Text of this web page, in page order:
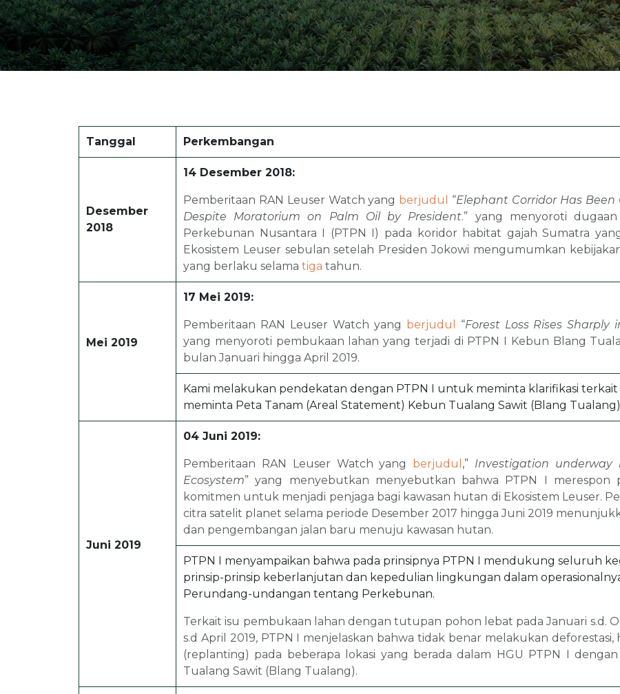
Peningkatan Hasil
Kemitraan dan
Pendekatan Lanskap
Benih
Tanggal Perkembangan
Desember
2018
14 Desember 2018:
Pemberitaan RAN Leuser Watch yang berjudul “Elephant Corridor Has
Despite Moratorium on Palm Oil by President.” yang menyoroti
Perkebunan Nusantara I (PTPN I) pada koridor habitat gajah Sumatra
Ekosistem Leuser sebulan setelah Presiden Jokowi mengumumkan
yang berlaku selama tiga tahun.
Mei 2019
17 Mei 2019:
Pemberitaan RAN Leuser Watch yang berjudul “Forest Loss Rises Sharply
yang menyoroti pembukaan lahan yang terjadi di PTPN I Kebun Blang
bulan Januari hingga April 2019.
Kami melakukan pendekatan dengan PTPN I untuk meminta klarifikasi
meminta Peta Tanam (Areal Statement) Kebun Tualang Sawit (Blang Tualang)
Juni 2019
04 Juni 2019:
Pemberitaan RAN Leuser Watch yang berjudul ,” Investigation
Ecosystem” yang menyebutkan menyebutkan bahwa PTPN I merespon
komitmen untuk menjadi penjaga bagi kawasan hutan di Ekosistem Leuser.
citra satelit planet selama periode Desember 2017 hingga Juni 2019
dan pengembangan jalan baru menuju kawasan hutan.
PTPN I menyampaikan bahwa pada prinsipnya PTPN I mendukung seluruh
prinsip-prinsip keberlanjutan dan kepedulian lingkungan dalam
Perundang-undangan tentang Perkebunan.
Terkait isu pembukaan lahan dengan tutupan pohon lebat pada Januari s.d.
s.d April 2019, PTPN I menjelaskan bahwa tidak benar melakukan
(replanting) pada beberapa lokasi yang berada dalam HGU PTPN I
Tualang Sawit (Blang Tualang).